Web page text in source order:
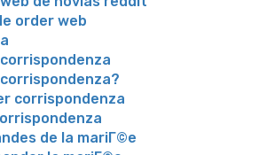
order web
corrispondenza
de la mariГ©e